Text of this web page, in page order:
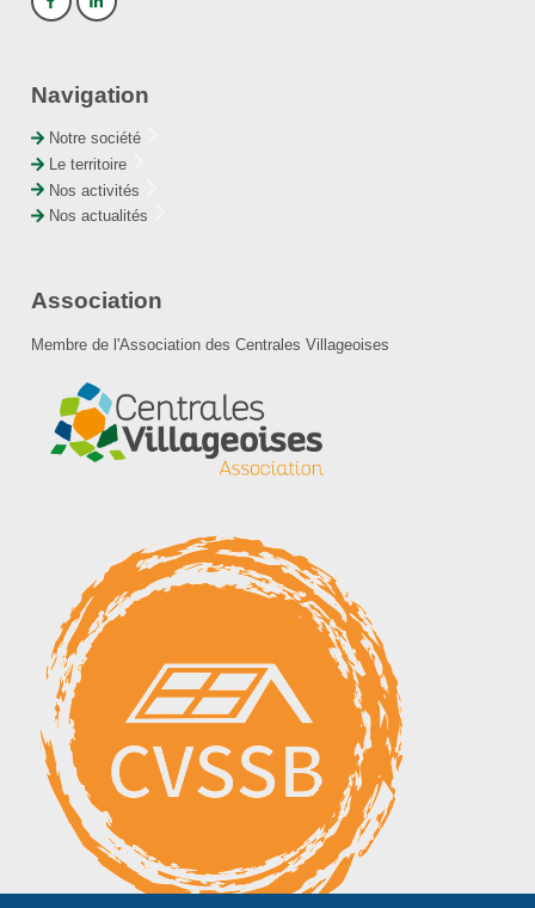
Navigation
Notre société
Le territoire
Nos activités
Nos actualités
Association
Membre de l'Association des Centrales Villageoises